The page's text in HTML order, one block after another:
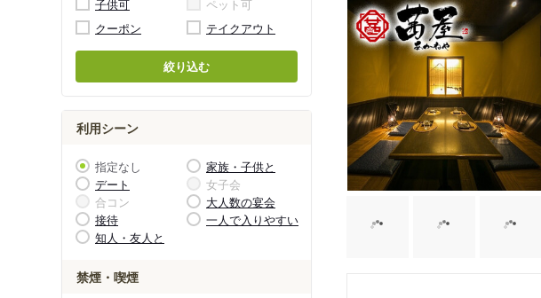
子供可
ペット可
クーポン
テイクアウト
絞り込む
利用シーン
指定なし
家族・子供と
デート
女子会
合コン
大人数の宴会
接待
一人で入りやすい
知人・友人と
禁煙・喫煙